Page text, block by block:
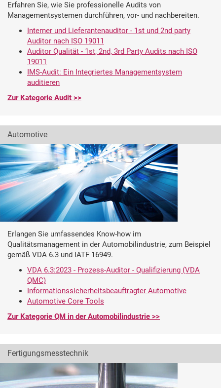
Erfahren Sie, wie Sie professionelle Audits von
Managementsystemen durchführen, vor- und nachbereiten.
Interner und Lieferantenauditor - 1st und 2nd party
Auditor nach ISO 19011
Auditor Qualität - 1st, 2nd, 3rd Party Audits nach ISO
19011
IMS-Audit: Ein Integriertes Managementsystem
auditieren
Zur Kategorie Audit >>
Automotive
Erlangen Sie umfassendes Know-how im
Qualitätsmanagement in der Automobilindustrie, zum Beispiel
gemäß VDA 6.3 und IATF 16949.
VDA 6.3:2023 - Prozess-Auditor - Qualifizierung (VDA
QMC)
Informationssicherheitsbeauftragter Automotive
Automotive Core Tools
Zur Kategorie QM in der Automobilindustrie >>
Fertigungsmesstechnik